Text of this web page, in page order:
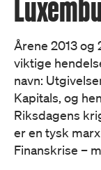
Årene 2013
viktige
navn:
Kapitals, og
Riksdagens
er en tysk
Finanskrise –